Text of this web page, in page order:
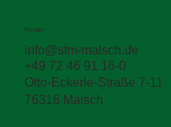
Wir zeigen
der KOMMUNAL
Kontakt
info@stm-malsch.de
+49 72 46 91 16-0
Otto-Eckerle-Straße 7-11
76316 Malsch